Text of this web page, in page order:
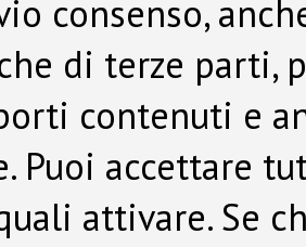
consenso,
di terze parti,
contenuti e
Puoi accettare
attivare. Se